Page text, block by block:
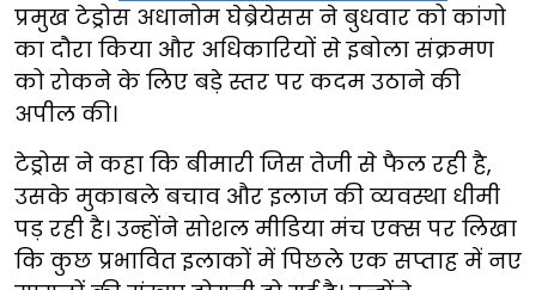
प्रमुख टेड्रोस अधानोम घेब्रेयेसस ने बुधवार को कांगो
का दौरा किया और अधिकारियों से इबोला संक्रमण
को रोकने के लिए बड़े स्तर पर कदम उठाने की
अपील की।
टेड्रोस ने कहा कि बीमारी जिस तेजी से फैल रही है,
उसके मुकाबले बचाव और इलाज की व्यवस्था धीमी
पड़ रही है। उन्होंने सोशल मीडिया मंच एक्स पर लिखा
कि कुछ प्रभावित इलाकों में पिछले एक सप्ताह में नए